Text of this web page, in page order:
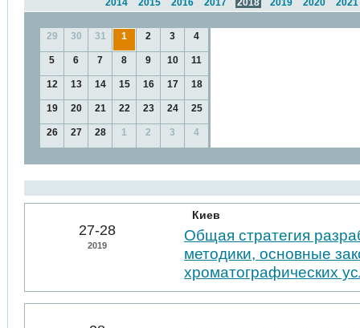
2021
2020
2019
2018
2017
2016
2015
2014
29 30 31 1 2 3 4
5 6 7 8 9 10 11
12 13 14 15 16 17 18
19 20 21 22 23 24 25
26 27 28 1 2 3 4
27-28
2019
Киев
Общая стратегия
методики, основные
хроматографических